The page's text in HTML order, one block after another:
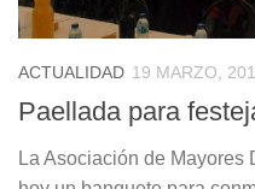
ACTUALIDAD 19 MARZO,
Paellada para
La Asociación de